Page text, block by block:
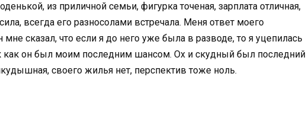
из приличной семьи, фигурка точеная, зарплата отличная,
всегда его разносолами встречала. Меня ответ моего
мне сказал, что если я до него уже была в разводе, то я уцепилась
как он был моим последним шансом. Ох и скудный был последний
своего жилья нет, перспектив тоже ноль.